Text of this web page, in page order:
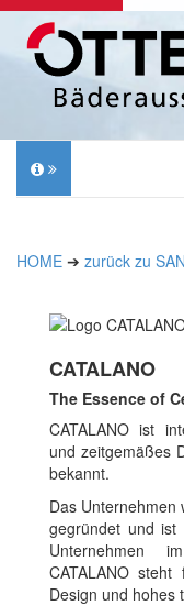
HOME ➔ zurück zu
CATALANO
The Essence of
CATALANO ist
und zeitgemäßes
bekannt.
Das
gegründet und ist
Unternehmen
CATALANO
Design und hohes